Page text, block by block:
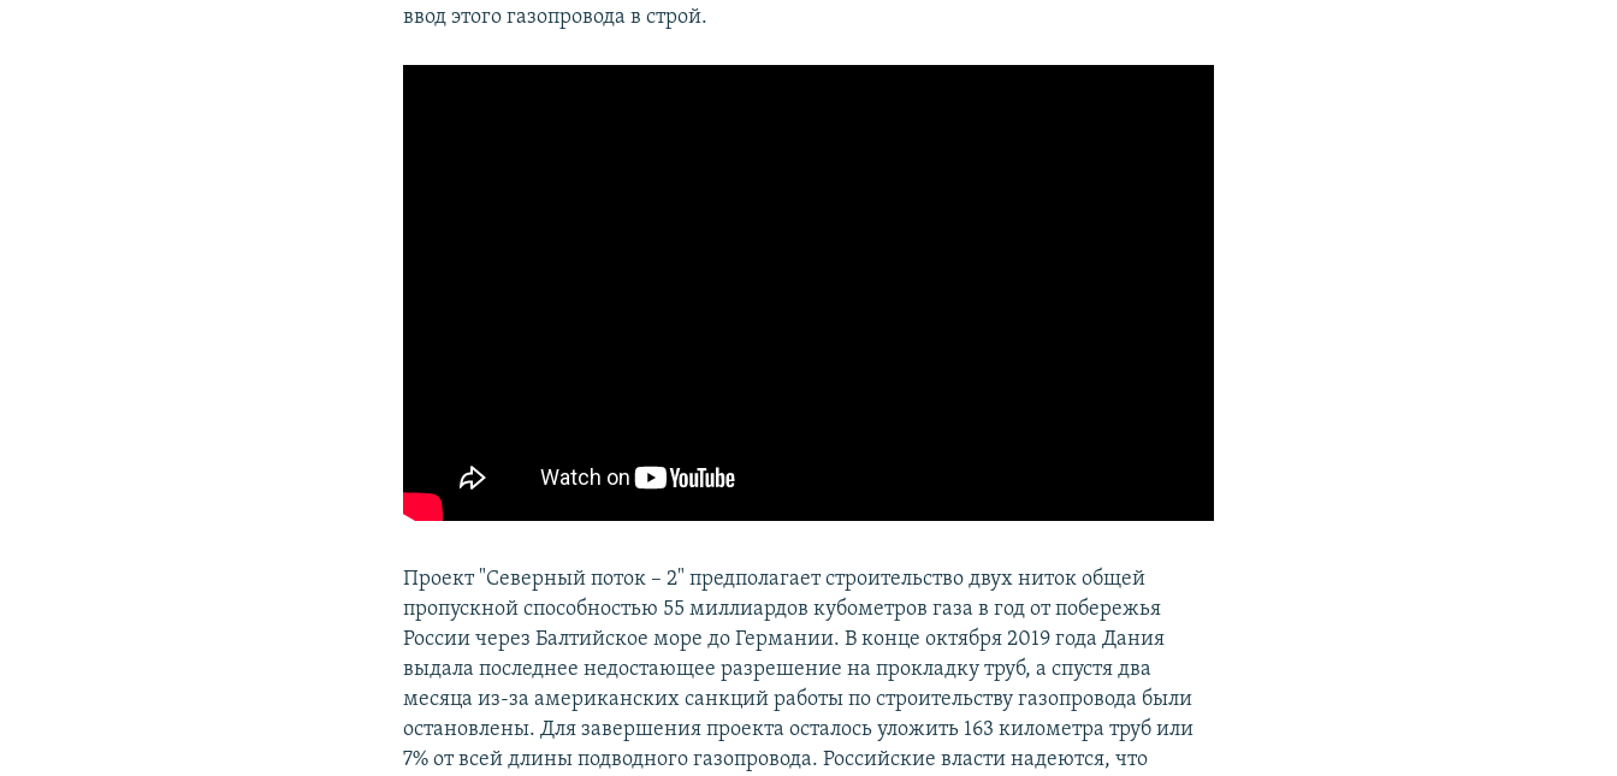
ввод этого газопровода в строй.
Проект "Северный поток – 2" предполагает строительство двух ниток общей
пропускной способностью 55 миллиардов кубометров газа в год от побережья
России через Балтийское море до Германии. В конце октября 2019 года Дания
выдала последнее недостающее разрешение на прокладку труб, а спустя два
месяца из-за американских санкций работы по строительству газопровода были
остановлены. Для завершения проекта осталось уложить 163 километра труб или
7% от всей длины подводного газопровода. Российские власти надеются, что